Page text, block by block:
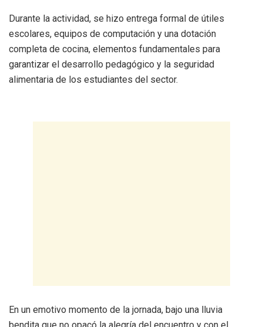
Durante la actividad, se hizo entrega formal de útiles
escolares, equipos de computación y una dotación
completa de cocina, elementos fundamentales para
garantizar el desarrollo pedagógico y la seguridad
alimentaria de los estudiantes del sector.
En un emotivo momento de la jornada, bajo una lluvia